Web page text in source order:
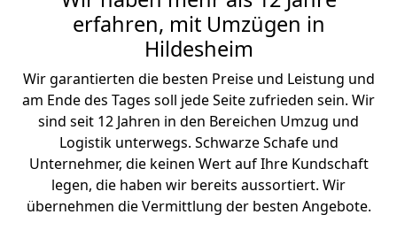
erfahren, mit Umzügen in
Hildesheim
Wir garantierten die besten Preise und Leistung und
am Ende des Tages soll jede Seite zufrieden sein. Wir
sind seit 12 Jahren in den Bereichen Umzug und
Logistik unterwegs. Schwarze Schafe und
Unternehmer, die keinen Wert auf Ihre Kundschaft
legen, die haben wir bereits aussortiert. Wir
übernehmen die Vermittlung der besten Angebote.